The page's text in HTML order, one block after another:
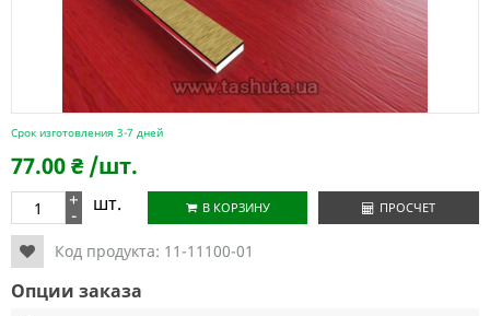
Срок изготовления 3-7 дней
77.00₴ /шт.
+
- шт. В КОРЗИНУ ПРОСЧЕТ
Код продукта: 11-11100-01
Опции заказа